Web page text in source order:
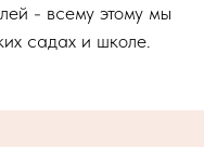
- всему этому мы
садах и школе.